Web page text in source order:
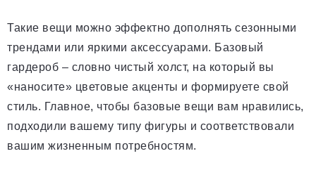
Такие вещи можно эффектно дополнять сезонными
трендами или яркими аксессуарами. Базовый
гардероб – словно чистый холст, на который вы
«наносите» цветовые акценты и формируете свой
стиль. Главное, чтобы базовые вещи вам нравились,
подходили вашему типу фигуры и соответствовали
вашим жизненным потребностям.